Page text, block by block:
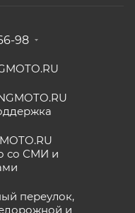
98
со СМИ и
переулок,
и